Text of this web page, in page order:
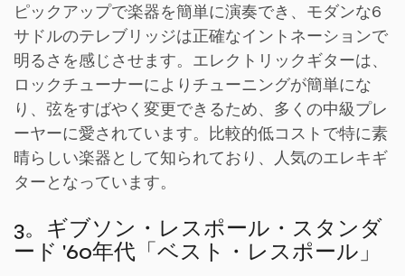
ピックアップで楽器を簡単に演奏でき、モダンな6
サドルのテレブリッジは正確なイントネーションで
明るさを感じさせます。エレクトリックギターは、
ロックチューナーによりチューニングが簡単にな
り、弦をすばやく変更できるため、多くの中級プレ
ーヤーに愛されています。比較的低コストで特に素
晴らしい楽器として知られており、人気のエレキギ
ターとなっています。
3。ギブソン・レスポール・スタンダ
ード '60年代「ベスト・レスポール」